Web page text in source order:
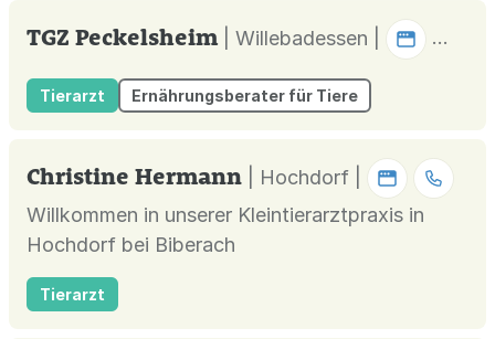
TGZ Peckelsheim | Willebadessen |
Tierarzt Ernährungsberater für Tiere
Christine Hermann
| Hochdorf |
Willkommen in unserer Kleintierarztpraxis in
Hochdorf bei Biberach
Tierarzt